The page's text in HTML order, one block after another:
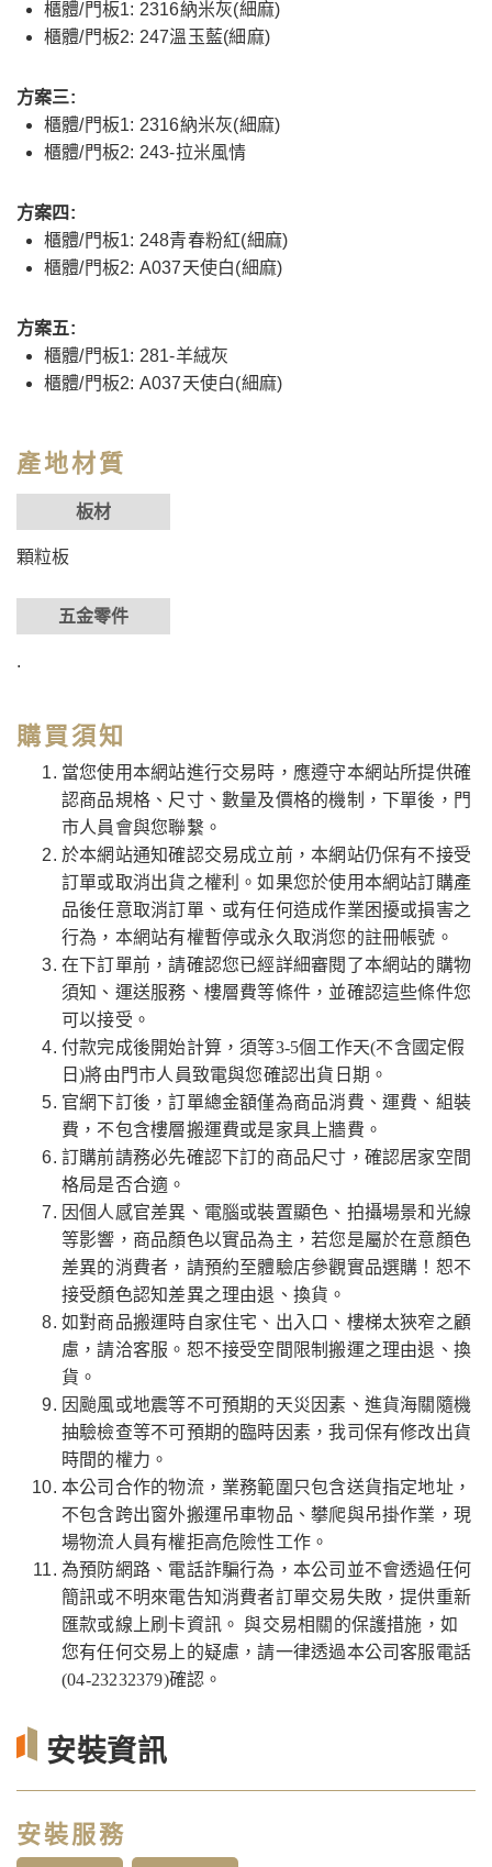
櫃體/門板1: 2316納米灰(細麻)
櫃體/門板2: 247溫玉藍(細麻)
方案三:
櫃體/門板1: 2316納米灰(細麻)
櫃體/門板2: 243-拉米風情
方案四:
櫃體/門板1: 248青春粉紅(細麻)
櫃體/門板2: A037天使白(細麻)
方案五:
櫃體/門板1: 281-羊絨灰
櫃體/門板2: A037天使白(細麻)
產地材質
板材
顆粒板
五金零件
.
購買須知
當您使用本網站進行交易時，應遵守本網站所提供確
認商品規格、尺寸、數量及價格的機制，下單後，門
市人員會與您聯繫。
於本網站通知確認交易成立前，本網站仍保有不接受
訂單或取消出貨之權利。如果您於使用本網站訂購產
品後任意取消訂單、或有任何造成作業困擾或損害之
行為，本網站有權暫停或永久取消您的註冊帳號。
在下訂單前，請確認您已經詳細審閱了本網站的購物
須知、運送服務、樓層費等條件，並確認這些條件您
可以接受。
付款完成後開始計算，須等3-5個工作天(不含國定假
日)將由門市人員致電與您確認出貨日期。
官網下訂後，訂單總金額僅為商品消費、運費、組裝
費，不包含樓層搬運費或是家具上牆費。
訂購前請務必先確認下訂的商品尺寸，確認居家空間
格局是否合適。
因個人感官差異、電腦或裝置顯色、拍攝場景和光線
等影響，商品顏色以實品為主，若您是屬於在意顏色
差異的消費者，請預約至體驗店參觀實品選購！恕不
接受顏色認知差異之理由退、換貨。
如對商品搬運時自家住宅、出入口、樓梯太狹窄之顧
慮，請洽客服。恕不接受空間限制搬運之理由退、換
貨。
因颱風或地震等不可預期的天災因素、進貨海關隨機
抽驗檢查等不可預期的臨時因素，我司保有修改出貨
時間的權力。
本公司合作的物流，業務範圍只包含送貨指定地址，
不包含跨出窗外搬運吊車物品、攀爬與吊掛作業，現
場物流人員有權拒高危險性工作。
為預防網路、電話詐騙行為，本公司並不會透過任何
簡訊或不明來電告知消費者訂單交易失敗，提供重新
匯款或線上刷卡資訊。 與交易相關的保護措施，如
您有任何交易上的疑慮，請一律透過本公司客服電話
(04-23232379)確認。
安裝資訊
安裝服務